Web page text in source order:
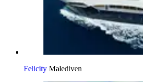
Felicity Malediven